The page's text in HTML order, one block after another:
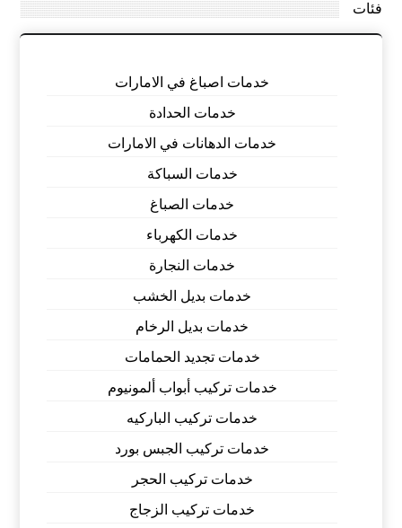
فئات
خدمات اصباغ في الامارات
خدمات الحدادة
خدمات الدهانات في الامارات
خدمات السباكة
خدمات الصباغ
خدمات الكهرباء
خدمات النجارة
خدمات بديل الخشب
خدمات بديل الرخام
خدمات تجديد الحمامات
خدمات تركيب أبواب ألمونيوم
خدمات تركيب الباركيه
خدمات تركيب الجبس بورد
خدمات تركيب الحجر
خدمات تركيب الزجاج